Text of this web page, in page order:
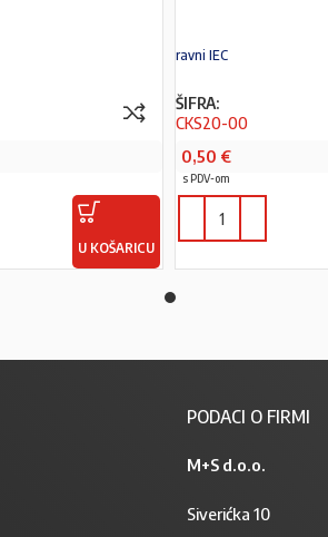
U KOŠARICU
ravni IEC
ŠIFRA:
CKS20-00
0,50 €
s PDV-om
PODACI O FIRMI
M+S d.o.o.
Siverićka 10